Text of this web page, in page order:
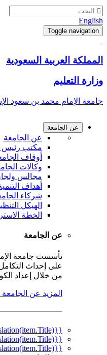
English
Toggle navigation
المملكة العربية السعودية
وزارة التعليم
جامعة الإمام محمد بن سعود
عن الجامعة
عن الجامعة
مكتب رئيس
أوقاف
وكالات
مجالس
أهداف
شركاء
الهيكل
الخطة
عن الجامعة
على إحداث
من خلال إعداد
المزيد عن الجامعة
{{mmc.getCurrentTranslation(item.Title)}}
{{mmc.getCurrentTranslation(item.Title)}}
{{mmc.getCurrentTranslation(item.Title)}}